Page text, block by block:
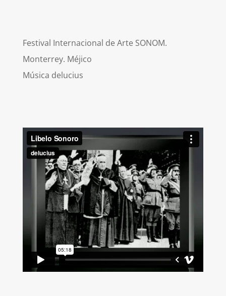
Festival Internacional de Arte SONOM.
Monterrey. Méjico
Música delucius